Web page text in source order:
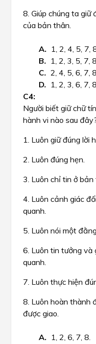
8. Giúp chúng ta giữ
của bản thân.
1, 2, 4, 5, 7,
1, 2, 3, 5, 7,
2, 4, 5, 6, 7,
1, 2, 3, 6, 7,
Người biết giữ chữ
hành vi nào sau
1. Luôn giữ đúng lời
2. Luôn đúng hẹn.
3. Luôn chỉ tin ở bản
4. Luôn cảnh giác
quanh.
5. Luôn nói một
6. Luôn tin tưởng và
quanh.
7. Luôn thực hiện
8. Luôn hoàn thành
được giao.
1, 2, 6, 7, 8.